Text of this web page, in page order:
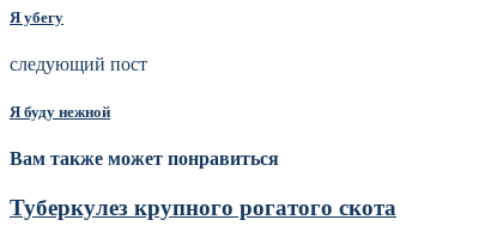
Я убегу
следующий пост
Я буду нежной
Вам также может понравиться
Туберкулез крупного рогатого скота